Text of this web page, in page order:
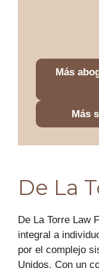
Más
Más
De La
De La Torre Law
integral a
por el complejo
Unidos. Con un